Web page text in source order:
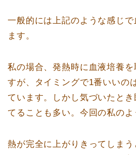
一般的には上記のような感じ
ます。
私の場合、発熱時に血液培養
すが、タイミングで1番いいの
ています。しかし気づいたと
てることも多い。今回の私のよ
熱が完全に上がりきってしま